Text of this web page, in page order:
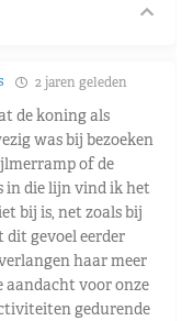
2 jaren geleden
de koning als
was bij bezoeken
of de
in die lijn vind ik het
bij is, net zoals bij
dit gevoel eerder
haar meer
aandacht voor onze
gedurende